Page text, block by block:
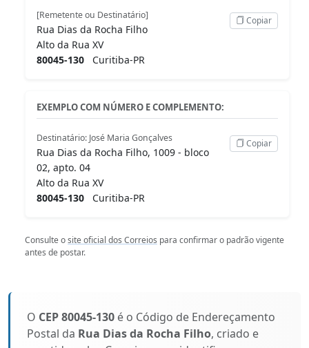
[Remetente ou Destinatário]
Rua Dias da Rocha Filho
Alto da Rua XV
80045-130 Curitiba-PR
Copiar
EXEMPLO COM NÚMERO E COMPLEMENTO:
Destinatário: José Maria Gonçalves
Rua Dias da Rocha Filho, 1009 - bloco
02, apto. 04
Alto da Rua XV
80045-130 Curitiba-PR
Copiar
Consulte osite oficial dos Correios para confirmar o padrão vigente
antes de postar.
O CEP 80045-130 é o Código de Endereçamento
Postal da Rua Dias da Rocha Filho, criado e